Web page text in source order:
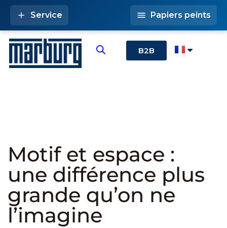
B2B
Service Papiers peints
Motif et espace :
une différence plus
grande qu’on ne
l’imagine